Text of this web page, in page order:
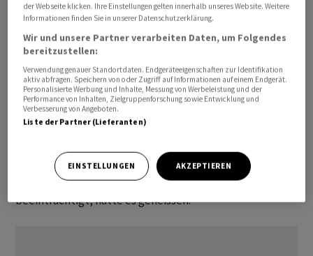
werden. Für bestimmte Feinstaubpartikel sowie
Schwefeldioxid sollen die Grenzwerte halbiert werden.
Beide Schadstoffe hätten einen besonders grossen
Die neuen Regeln sollen die Weichen stellen für den
Aktionsplan für «Null Schadstoffe» in Luft, Wasser und
Boden der EU-Kommission. Den hatte sie 2021
vorgestellt. Trotz beachtlicher Fortschritte in der EU im
Laufe der letzten Jahrzehnte würden die Gesundheit
und die Umwelt durch Schadstoffe nach wie vor schwer
beeinträchtigt, hatte es geheissen.
der Webseite klicken. Ihre Einstellungen gelten innerhalb unseres Website. Weitere
Informationen finden Sie in unserer Datenschutzerklärung.
Wir und unsere Partner verarbeiten Daten, um Folgendes
bereitzustellen:
Verwendung genauer Standortdaten. Endgeräteeigenschaften zur Identifikation
aktiv abfragen. Speichern von oder Zugriff auf Informationen auf einem Endgerät.
Personalisierte Werbung und Inhalte, Messung von Werbeleistung und der
Performance von Inhalten, Zielgruppenforschung sowie Entwicklung und
Verbesserung von Angeboten.
Liste der Partner (Lieferanten)
EINSTELLUNGEN AKZEPTIEREN